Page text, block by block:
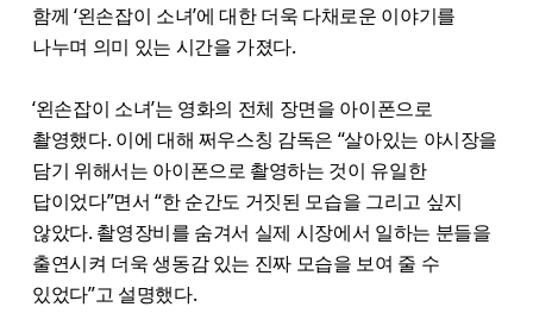
함께 ‘왼손잡이 소녀’에 대한 더욱 다채로운 이야기를
나누며 의미 있는 시간을 가졌다.
‘왼손잡이 소녀’는 영화의 전체 장면을 아이폰으로
촬영했다. 이에 대해 쩌우스칭 감독은 “살아있는 야시장을
담기 위해서는 아이폰으로 촬영하는 것이 유일한
답이었다”면서 “한 순간도 거짓된 모습을 그리고 싶지
않았다. 촬영장비를 숨겨서 실제 시장에서 일하는 분들을
출연시켜 더욱 생동감 있는 진짜 모습을 보여 줄 수
있었다”고 설명했다.